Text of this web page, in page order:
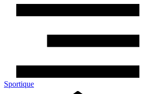
Sportique